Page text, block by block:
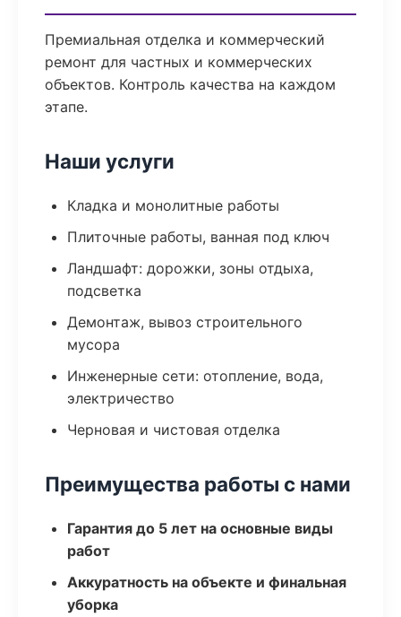
Премиальная отделка и коммерческий
ремонт для частных и коммерческих
объектов. Контроль качества на каждом
этапе.
Наши услуги
Кладка и монолитные работы
Плиточные работы, ванная под ключ
Ландшафт: дорожки, зоны отдыха,
подсветка
Демонтаж, вывоз строительного
мусора
Инженерные сети: отопление, вода,
электричество
Черновая и чистовая отделка
Преимущества работы с нами
Гарантия до 5 лет на основные виды
работ
Аккуратность на объекте и финальная
уборка